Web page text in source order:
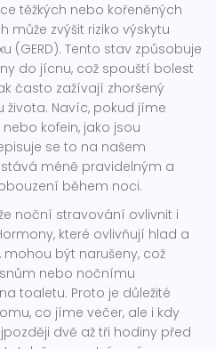
těžkých nebo kořeněných
zvýšit riziko výskytu
(GERD). Tento stav způsobuje
do jícnu, což spouští bolest
často zažívají zhoršený
života. Navíc, pokud jíme
kofein, jako jsou
se to na našem
méně pravidelným a
během noci.
noční stravování ovlivnit i
které ovlivňují hlad a
mohou být narušeny, což
nebo nočnímu
toaletu. Proto je důležité
co jíme večer, ale i kdy
dvě až tři hodiny před